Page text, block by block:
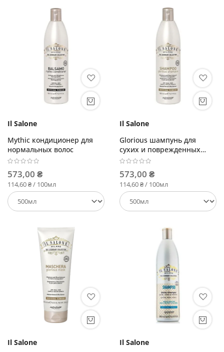
Il Salone
Mythic кондиционер для
нормальных волос
573,00 ₴
114,60 ₴ / 100мл
Il Salone
Glorious шампунь для
сухих и поврежденных
волос
573,00 ₴
114,60 ₴ / 100мл
Il Salone Il Salone